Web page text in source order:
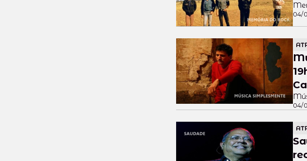
04/
04/
Música